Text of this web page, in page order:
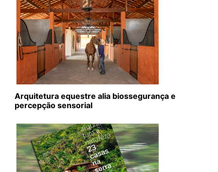
Arquitetura equestre alia biossegurança e
percepção sensorial